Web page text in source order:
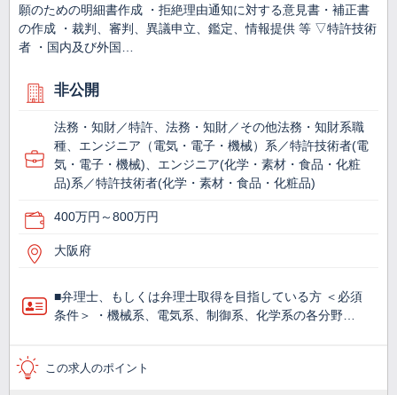
願のための明細書作成 ・拒絶理由通知に対する意見書・補正書
の作成 ・裁判、審判、異議申立、鑑定、情報提供 等 ▽特許技術
者 ・国内及び外国…
非公開
法務・知財／特許、法務・知財／その他法務・知財系職
種、エンジニア（電気・電子・機械）系／特許技術者(電
気・電子・機械)、エンジニア(化学・素材・食品・化粧
品)系／特許技術者(化学・素材・食品・化粧品)
400万円～800万円
大阪府
■弁理士、もしくは弁理士取得を目指している方 ＜必須
条件＞ ・機械系、電気系、制御系、化学系の各分野…
この求人のポイント